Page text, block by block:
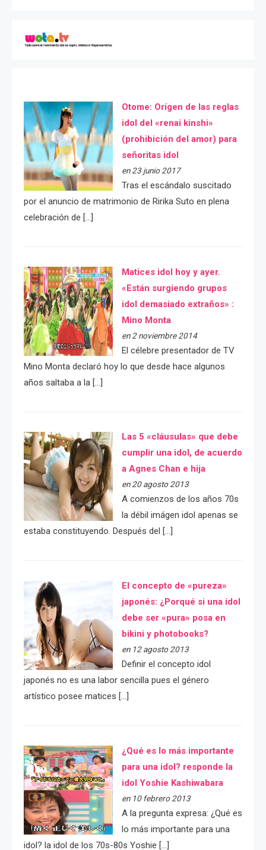
Otome: Orígen de las reglas
idol del «renai kinshi»
(prohibición del amor) para
señoritas idol
en 23 junio 2017
Tras el escándalo suscitado
por el anuncio de matrimonio de Ririka Suto en plena
celebración de […]
Matices idol hoy y ayer.
«Están surgiendo grupos
idol demasiado extraños» :
Mino Monta
en 2 noviembre 2014
El célebre presentador de TV
Mino Monta declaró hoy lo que desde hace algunos
años saltaba a la […]
Las 5 «cláusulas» que debe
cumplir una idol, de acuerdo
a Agnes Chan e hija
en 20 agosto 2013
A comienzos de los años 70s
la débil imágen idol apenas se
estaba constituyendo. Después del […]
El concepto de «pureza»
japonés: ¿Porqué si una idol
debe ser «pura» posa en
bikini y photobooks?
en 12 agosto 2013
Definir el concepto idol
japonés no es una labor sencilla pues el género
artístico posee matices […]
¿Qué es lo más importante
para una idol? responde la
idol Yoshie Kashiwabara
en 10 febrero 2013
A la pregunta expresa: ¿Qué es
lo más importante para una
idol? la idol de los 70s-80s Yoshie […]